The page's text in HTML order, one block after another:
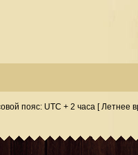
пояс: UTC + 2 часа [ Летнее